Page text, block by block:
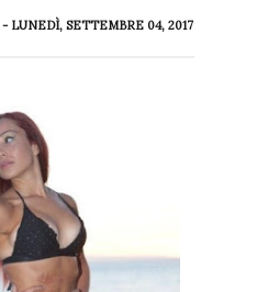
- LUNEDÌ, SETTEMBRE 04, 2017